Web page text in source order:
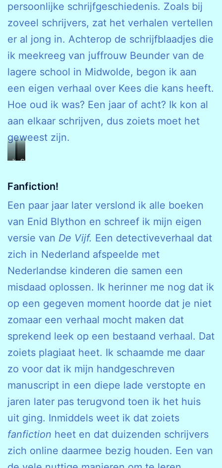
persoonlijke schrijfgeschiedenis. Zoals bij
zoveel schrijvers, zat het verhalen vertellen
er al jong in. Achterop de schrijfblaadjes die
ik meekreeg van juffrouw Beunder van de
lagere school in Midwolde, begon ik aan
een eigen verhaal over Kees die kans heeft.
Hoe oud ik was? Een jaar of acht? Ik kon al
aan elkaar schrijven, dus zoiets moet het
geweest zijn.
Kees
Kans!
Het
van
Verdwenen
Sandria
Tovermeisje
Fanfiction!
Een paar jaar later verslond ik alle boeken
van Enid Blython en schreef ik mijn eigen
versie van De Vijf. Een detectiveverhaal dat
zich in Nederland afspeelde met
Nederlandse kinderen die samen een
misdaad oplossen. Ik herinner me nog dat ik
op een gegeven moment hoorde dat je niet
zomaar een verhaal mocht maken dat
sprekend leek op een bestaand verhaal. Dat
zoiets plagiaat heet. Ik schaamde me daar
zo voor dat ik mijn handgeschreven
manuscript in een diepe lade verstopte en
jaren later pas terugvond toen ik het huis
uit ging. Inmiddels weet ik dat zoiets
fanfiction heet en dat duizenden schrijvers
zich online daarmee bezig houden. Een van